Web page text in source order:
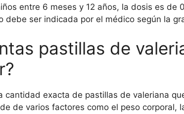
entre 6 meses y 12 años, la dosis es de
debe ser indicada por el médico según la
pastillas de
cantidad exacta de pastillas de valeriana
de varios factores como el peso corporal,